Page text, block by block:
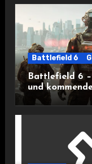
Battlefield 6
Battlefield 6
und